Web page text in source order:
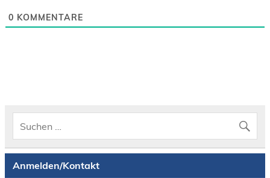
0 KOMMENTARE
Anmelden/Kontakt